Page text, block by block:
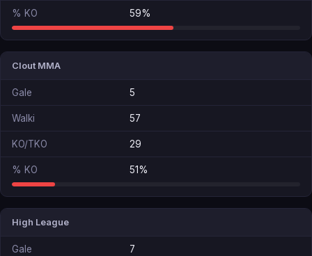
% KO 59%
Clout MMA
Gale 5
Walki 57
KO/TKO 29
% KO 51%
High League
Gale 7